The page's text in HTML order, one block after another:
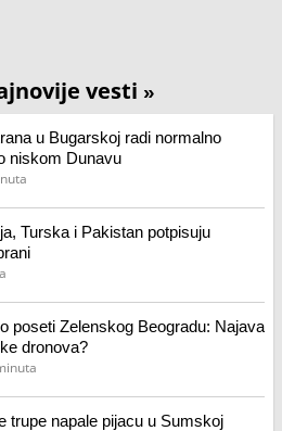
vesti »
u Bugarskoj radi normalno
niskom Dunavu
Turska i Pakistan potpisuju
poseti Zelenskog Beogradu: Najava
dronova?
trupe napale pijacu u Sumskoj